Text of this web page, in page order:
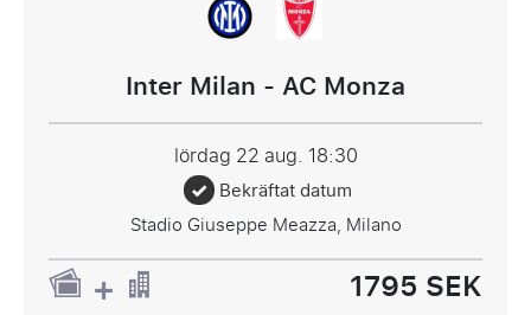
Inter Milan - AC Monza
lördag 22 aug. 18:30
Bekräftat datum
Stadio Giuseppe Meazza, Milano
1795 SEK